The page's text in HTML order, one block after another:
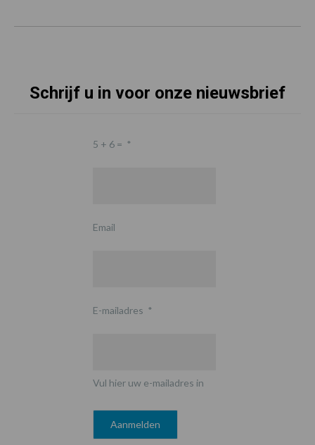
Schrijf u in voor onze nieuwsbrief
5 + 6 = *
Email
E-mailadres *
Vul hier uw e-mailadres in